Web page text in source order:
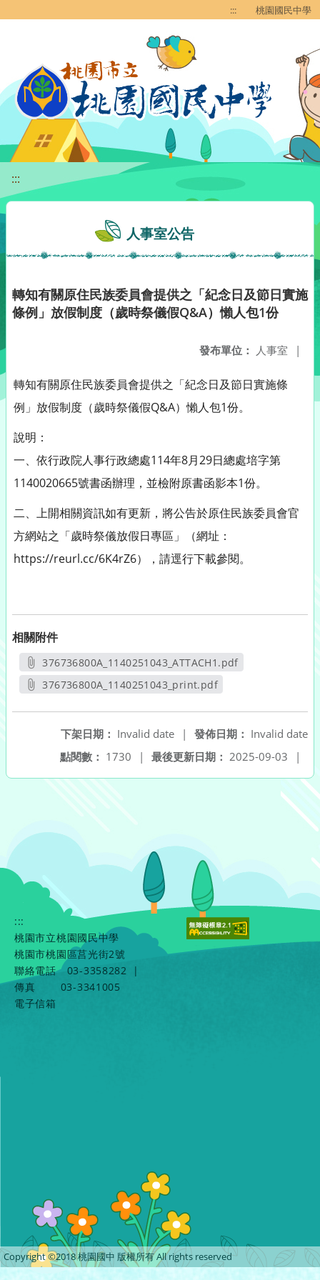
::: 桃園國民中學
:::
人事室公告
轉知有關原住民族委員會提供之「紀念日及節日實施
條例」放假制度（歲時祭儀假Q&A）懶人包1份
發布單位： 人事室 |
轉知有關原住民族委員會提供之「紀念日及節日實施條
例」放假制度（歲時祭儀假Q&A）懶人包1份。
說明：
一、依行政院人事行政總處114年8月29日總處培字第
1140020665號書函辦理，並檢附原書函影本1份。
二、上開相關資訊如有更新，將公告於原住民族委員會官
方網站之「歲時祭儀放假日專區」（網址：
https://reurl.cc/6K4rZ6），請逕行下載參閱。
相關附件
376736800A_1140251043_ATTACH1.pdf
另開新視窗
376736800A_1140251043_print.pdf
發佈日期： Invalid date
下架日期： Invalid date
|
最後更新日期： 2025-09-03 |
點閱數： 1730 |
:::
桃園市立桃園國民中學
桃園市桃園區莒光街2號
聯絡電話
03-3358282
|
傳真
03-3341005
電子信箱
Copyright ©2018 桃園國中 版權所有 All rights reserved